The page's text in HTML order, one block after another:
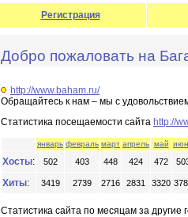
Регистрация
Добро пожаловать на
http://www.baham.ru/
Обращайтесь к нам – мы с
Статистика посещаемости сайта http://
январь февраль март апрель май
Хосты: 502 403 448 424 472
Хиты: 3419 2739 2716 2831 3320
Статистика сайта по месяцам за другие